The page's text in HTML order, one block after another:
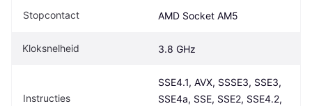
Stopcontact AMD Socket AM5
Kloksnelheid 3.8 GHz
Instructies
SSE4.1, AVX, SSSE3, SSE3,
SSE4a, SSE, SSE2, SSE4.2,